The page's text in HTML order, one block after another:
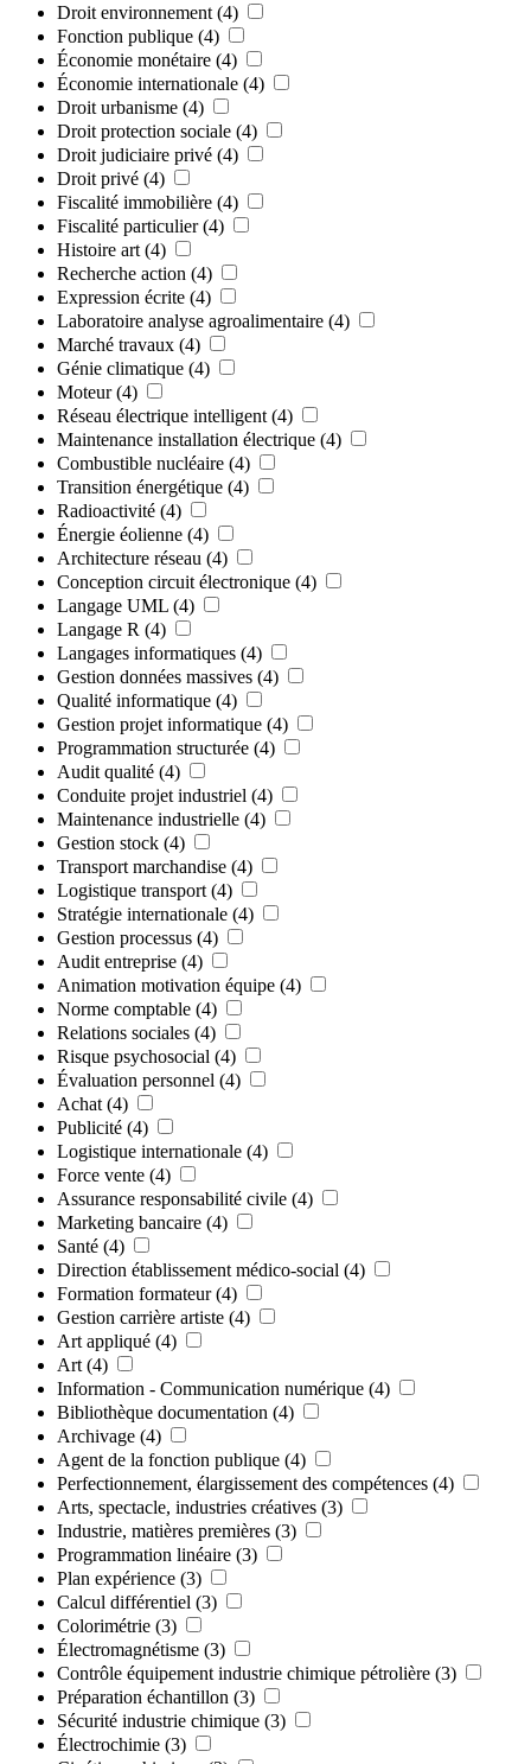
Droit environnement (4)
Fonction publique (4)
Économie monétaire (4)
Économie internationale (4)
Droit urbanisme (4)
Droit protection sociale (4)
Droit judiciaire privé (4)
Droit privé (4)
Fiscalité immobilière (4)
Fiscalité particulier (4)
Histoire art (4)
Recherche action (4)
Expression écrite (4)
Laboratoire analyse agroalimentaire (4)
Marché travaux (4)
Génie climatique (4)
Moteur (4)
Réseau électrique intelligent (4)
Maintenance installation électrique (4)
Combustible nucléaire (4)
Transition énergétique (4)
Radioactivité (4)
Énergie éolienne (4)
Architecture réseau (4)
Conception circuit électronique (4)
Langage UML (4)
Langage R (4)
Langages informatiques (4)
Gestion données massives (4)
Qualité informatique (4)
Gestion projet informatique (4)
Programmation structurée (4)
Audit qualité (4)
Conduite projet industriel (4)
Maintenance industrielle (4)
Gestion stock (4)
Transport marchandise (4)
Logistique transport (4)
Stratégie internationale (4)
Gestion processus (4)
Audit entreprise (4)
Animation motivation équipe (4)
Norme comptable (4)
Relations sociales (4)
Risque psychosocial (4)
Évaluation personnel (4)
Achat (4)
Publicité (4)
Logistique internationale (4)
Force vente (4)
Assurance responsabilité civile (4)
Marketing bancaire (4)
Santé (4)
Direction établissement médico-social (4)
Formation formateur (4)
Gestion carrière artiste (4)
Art appliqué (4)
Art (4)
Information - Communication numérique (4)
Bibliothèque documentation (4)
Archivage (4)
Agent de la fonction publique (4)
Perfectionnement, élargissement des compétences (4)
Arts, spectacle, industries créatives (3)
Industrie, matières premières (3)
Programmation linéaire (3)
Plan expérience (3)
Calcul différentiel (3)
Colorimétrie (3)
Électromagnétisme (3)
Contrôle équipement industrie chimique pétrolière (3)
Préparation échantillon (3)
Sécurité industrie chimique (3)
Électrochimie (3)